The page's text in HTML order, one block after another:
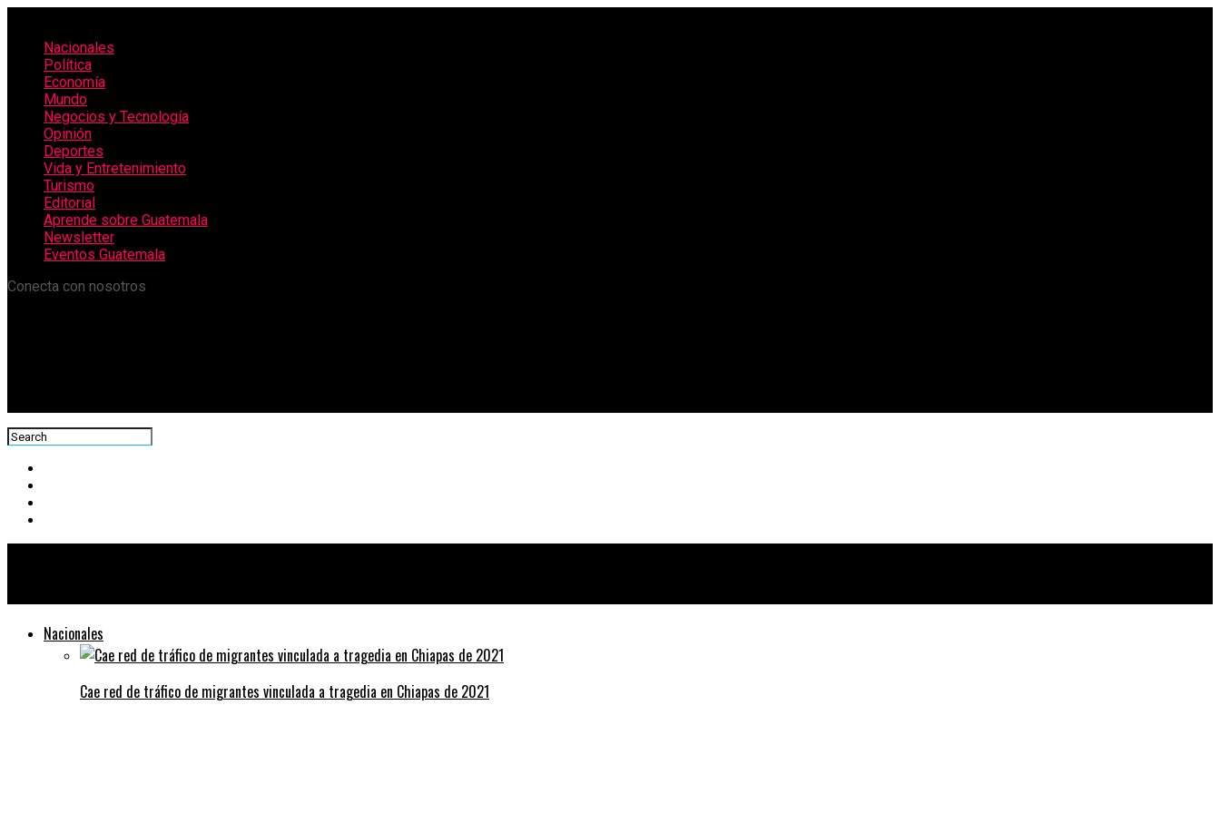
Nacionales
Política
Economía
Mundo
Negocios y Tecnología
Opinión
Deportes
Vida y Entretenimiento
Turismo
Editorial
Aprende sobre Guatemala
Newsletter
Eventos Guatemala
Conecta con nosotros
Nacionales
Cae red de tráfico de migrantes vinculada a tragedia en Chiapas de 2021